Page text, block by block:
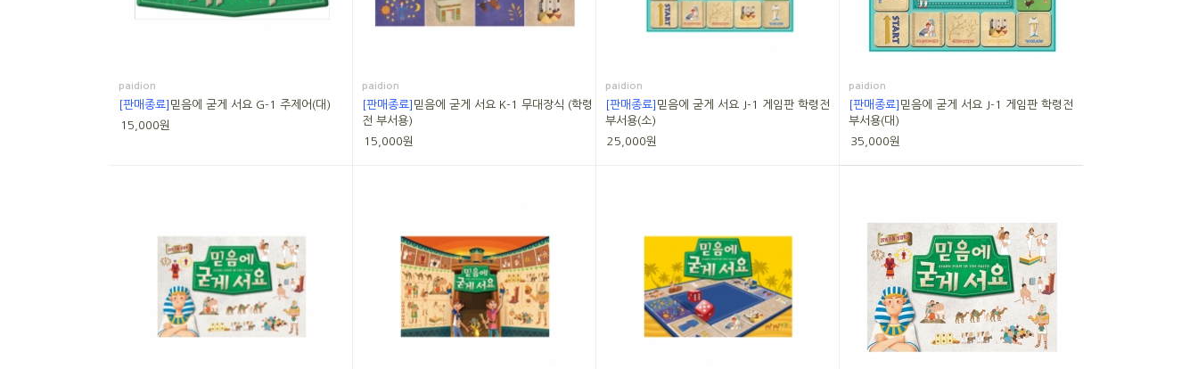
paidion
[판매종료] 믿음에 굳게 서요 G-1 주제어(대)
15,000원
paidion
[판매종료] 믿음에 굳게 서요 K-1 무대장식 (학령
전 부서용)
15,000원
paidion
[판매종료] 믿음에 굳게 서요 J-1 게임판 학령전
부서용(소)
25,000원
paidion
[판매종료] 믿음에 굳게 서요 J-1 게임판 학령전
부서용(대)
35,000원